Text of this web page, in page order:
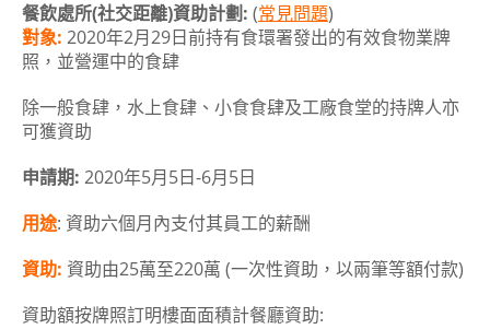
餐飲處所(社交距離)資助計劃: (常見問題)
對象: 2020年2月29日前持有食環署發出的有效食物業牌
照，並營運中的食肆
除一般食肆，水上食肆、小食食肆及工廠食堂的持牌人亦
可獲資助
申請期: 2020年5月5日-6月5日
用途: 資助六個月內支付其員工的薪酬
資助: 資助由25萬至220萬 (一次性資助，以兩筆等額付款)
資助額按牌照訂明樓面面積計餐廳資助: